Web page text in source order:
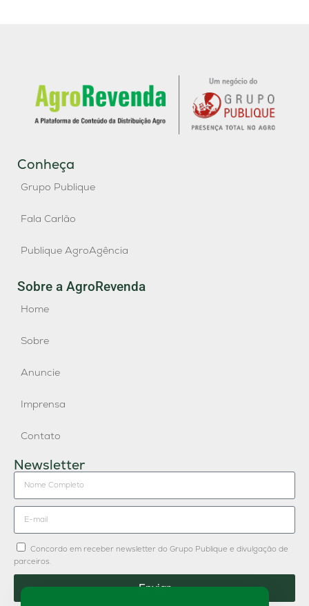
Conheça
Grupo Publique
Fala Carlão
Publique AgroAgência
Sobre a AgroRevenda
Home
Sobre
Anuncie
Imprensa
Contato
Newsletter
Concordo em receber newsletter do Grupo Publique e divulgação de
parceiros.
Enviar